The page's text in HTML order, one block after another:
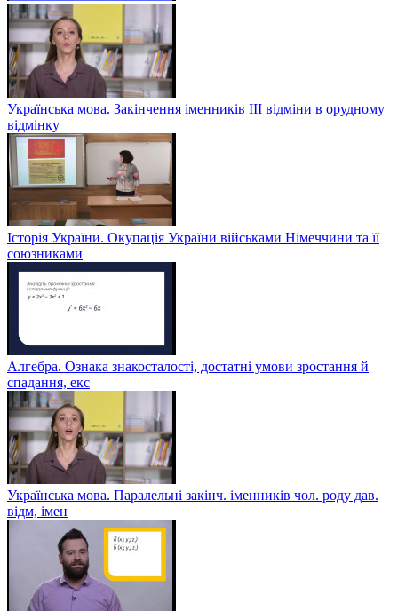
Українська мова. Закінчення іменників ІІІ відміни в орудному
відмінку
Історія України. Окупація України військами Німеччини та її
союзниками
Алгебра. Ознака знакосталості, достатні умови зростання й
спадання, екс
Українська мова. Паралельні закінч. іменників чол. роду дав.
відм, імен